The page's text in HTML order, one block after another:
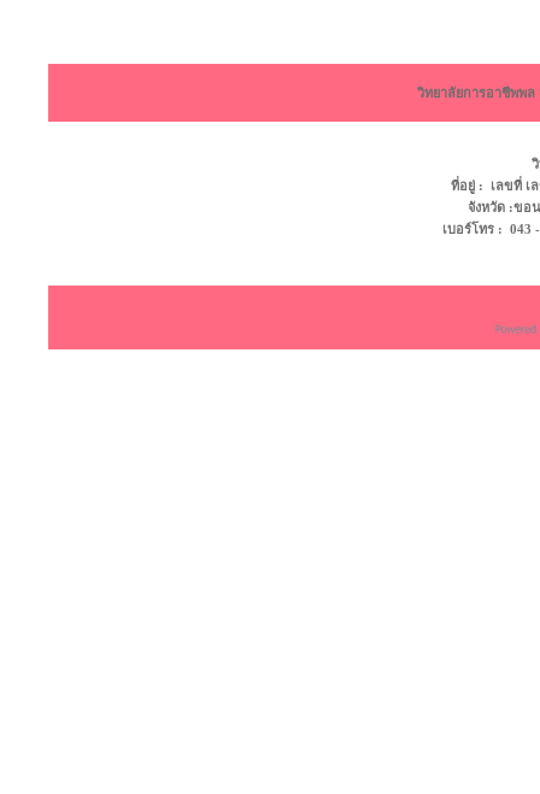
วิทยาลัยการอาชีพพ
ที่อยู่ : เลขที่ เ
จังหวัด :ข
เบอร์โทร :